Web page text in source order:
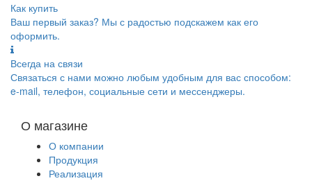
Как купить
Ваш первый заказ? Мы с радостью подскажем как его
оформить.
Всегда на связи
Связаться с нами можно любым удобным для вас способом:
e-mail, телефон, социальные сети и мессенджеры.
О магазине
О компании
Продукция
Реализация